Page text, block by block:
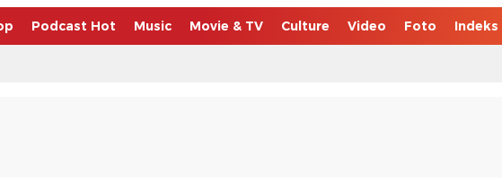
Podcast Hot Music Movie & TV Culture Video Foto Indeks